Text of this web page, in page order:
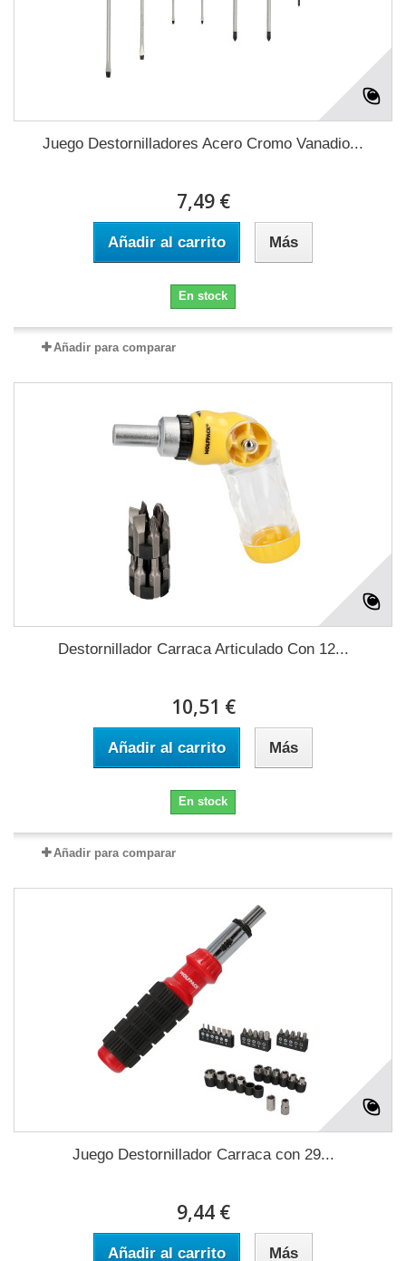
Juego Destornilladores Acero Cromo Vanadio...
7,49 €
Añadir al carrito Más
En stock
Añadir para comparar
Destornillador Carraca Articulado Con 12...
10,51 €
Añadir al carrito Más
En stock
Añadir para comparar
Juego Destornillador Carraca con 29...
9,44 €
Añadir al carrito Más